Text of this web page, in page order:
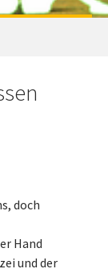
doch
Hand
und der